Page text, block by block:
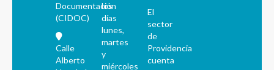
Documentación
(CIDOC)
Calle
Alberto
los
días
lunes,
martes
y
miércoles
El
sector
de
Providencia
cuenta